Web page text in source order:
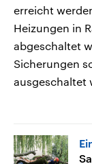
erreicht
Heizungen in
abgeschaltet
Sicherungen
ausgeschaltet